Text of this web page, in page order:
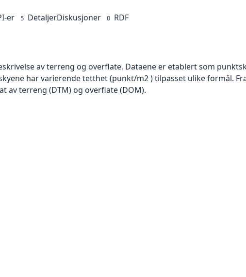
er 5 DetaljerDiskusjoner 0 RDF
av terreng og overflate. Dataene er etablert som
har varierende tetthet (punkt/m2 ) tilpasset ulike formål.
av terreng (DTM) og overflate (DOM).